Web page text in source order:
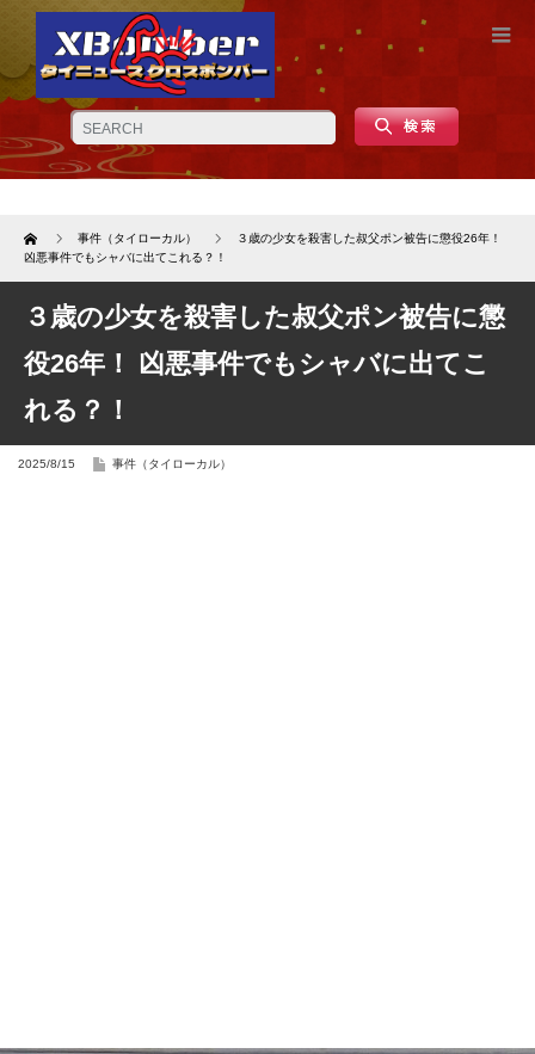
Home 事件（タイローカル）
３歳の少女を殺害した叔父ポン被告に懲役26年！
凶悪事件でもシャバに出てこれる？！
３歳の少女を殺害した叔父ポン被告に懲
役26年！ 凶悪事件でもシャバに出てこ
れる？！
2025/8/15 事件（タイローカル）